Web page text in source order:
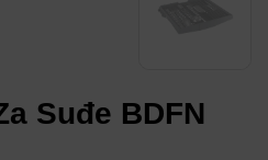
Suđe BDFN